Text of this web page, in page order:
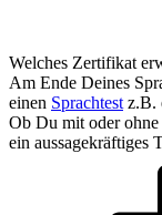
Welches Zertifikat
Am Ende Deines
einen Sprachtest z.B.
Ob Du mit oder
ein aussagekräftiges